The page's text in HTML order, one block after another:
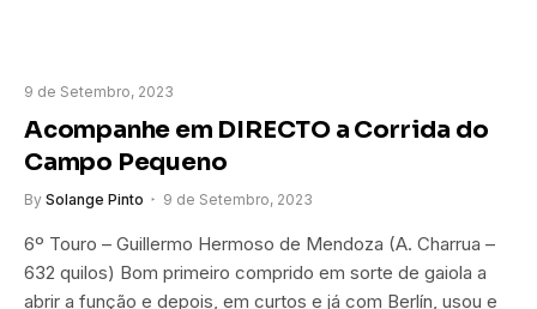
9 de Setembro, 2023
Acompanhe em DIRECTO a Corrida do
Campo Pequeno
By Solange Pinto 9 de Setembro, 2023
6º Touro – Guillermo Hermoso de Mendoza (A. Charrua –
632 quilos) Bom primeiro comprido em sorte de gaiola a
abrir a função e depois, em curtos e já com Berlín, usou e